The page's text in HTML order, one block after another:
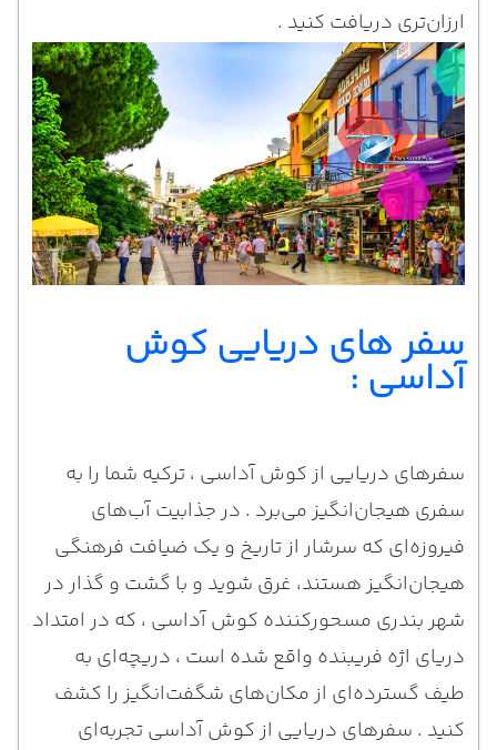
ارزان‌تری دریافت کنید .
سفر های دریایی کوش
آداسی :
سفرهای دریایی از کوش آداسی ، ترکیه شما را به
سفری هیجان‌انگیز می‌برد . در جذابیت آب‌های
فیروزه‌ای که سرشار از تاریخ و یک ضیافت فرهنگی
هیجان‌انگیز هستند، غرق شوید و با گشت و گذار در
شهر بندری مسحورکننده کوش آداسی ، که در امتداد
دریای اژه فریبنده واقع شده است ، دریچه‌ای به
طیف گسترده‌ای از مکان‌های شگفت‌انگیز را کشف
کنید . سفرهای دریایی از کوش آداسی تجربه‌ای